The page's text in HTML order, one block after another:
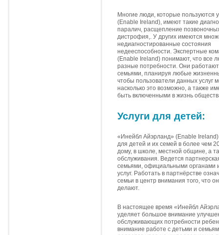
Многие люди, которые пользуются
(Enable Ireland), имеют такие
паралич, расщепление
дистрофия,. У других имеются
недиагностированные состояния
недееспособности. Экспертные
(Enable Ireland) понимают, что все
разные потребности. Они
семьями, планируя любые
чтобы пользователи данных услуг
насколько это возможно, а также
быть включенными в жизнь
Услуги для детей:
«Инейбл Айэрланд» (Enable
для детей и их семей в более чем
дому, в школе, местной общине, а
обслуживания. Ведется
семьями, официальными органами
услуг. Работать в партнёрстве
семьи в центр внимания того, что
делают.
В настоящее время «Инейбл
уделяет большое внимание
обслуживающих потребности
внимание работе с детьми и